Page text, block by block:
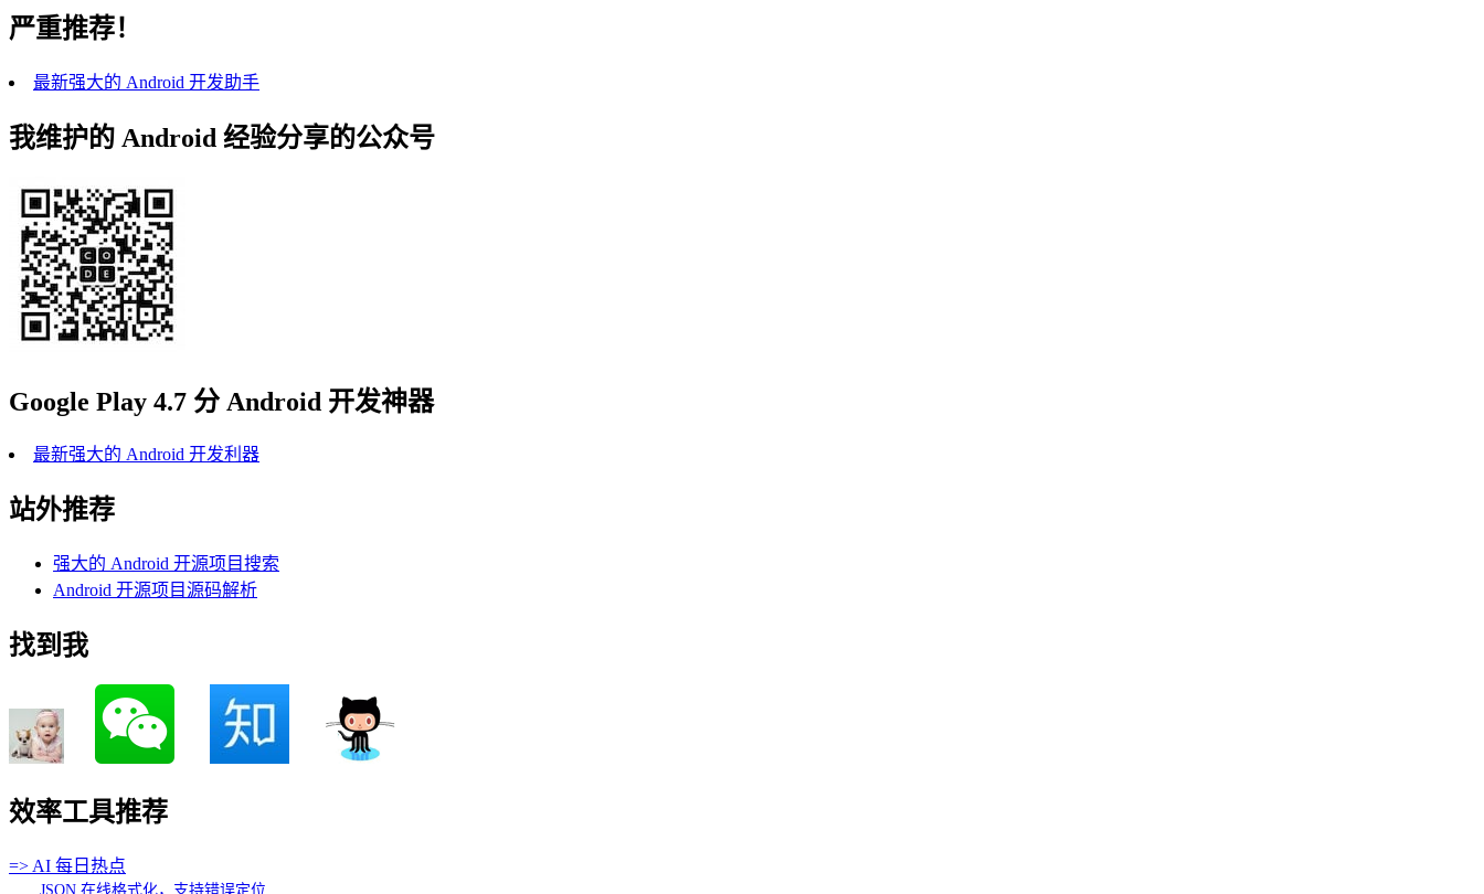
严重推荐！
最新强大的 Android 开发助手
我维护的 Android 经验分享的公众号
Google Play 4.7 分 Android 开发神器
最新强大的 Android 开发利器
站外推荐
强大的 Android 开源项目搜索
Android 开源项目源码解析
找到我
效率工具推荐
=> AI 每日热点
JSON 在线格式化，支持错误定位